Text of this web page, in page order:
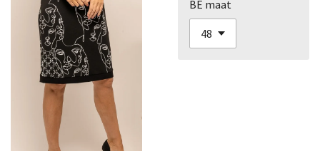
BE maat